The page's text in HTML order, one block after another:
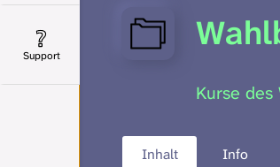
Support
Kurse
Inhalt Info